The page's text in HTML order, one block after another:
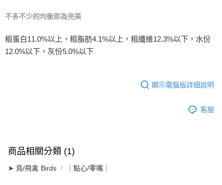
不多不少的均衡即為完美
粗蛋白11.0%以上，粗脂肪4.1%以上，粗纖維12.3%以下，水份
12.0%以下，灰份5.0%以下
顯示電腦版詳細說明
客服
商品相關分類 (1)
➤ 鳥/飛禽 Birds ｜點心/零嘴｜